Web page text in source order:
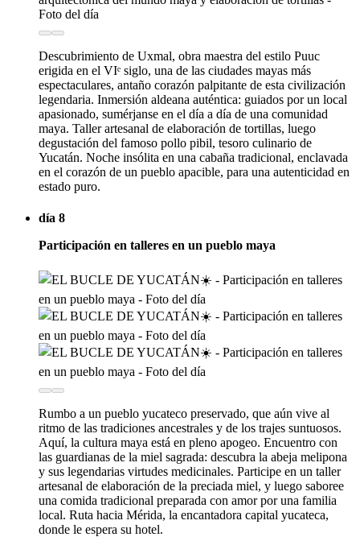
Descubrimiento de Uxmal, obra maestra del estilo Puuc
erigida en el VIᵉ siglo, una de las ciudades mayas más
espectaculares, antaño corazón palpitante de esta civilización
legendaria. Inmersión aldeana auténtica: guiados por un local
apasionado, sumérjanse en el día a día de una comunidad
maya. Taller artesanal de elaboración de tortillas, luego
degustación del famoso pollo pibil, tesoro culinario de
Yucatán. Noche insólita en una cabaña tradicional, enclavada
en el corazón de un pueblo apacible, para una autenticidad en
estado puro.
día 8
Participación en talleres en un pueblo maya
Rumbo a un pueblo yucateco preservado, que aún vive al
ritmo de las tradiciones ancestrales y de los trajes suntuosos.
Aquí, la cultura maya está en pleno apogeo. Encuentro con
las guardianas de la miel sagrada: descubra la abeja melipona
y sus legendarias virtudes medicinales. Participe en un taller
artesanal de elaboración de la preciada miel, y luego saboree
una comida tradicional preparada con amor por una familia
local. Ruta hacia Mérida, la encantadora capital yucateca,
donde le espera su hotel.